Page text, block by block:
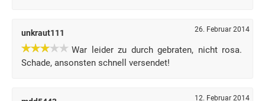
unkraut111 26. Februar 2014
War leider zu durch gebraten, nicht rosa.
Schade, ansonsten schnell versendet!
12. Februar 2014